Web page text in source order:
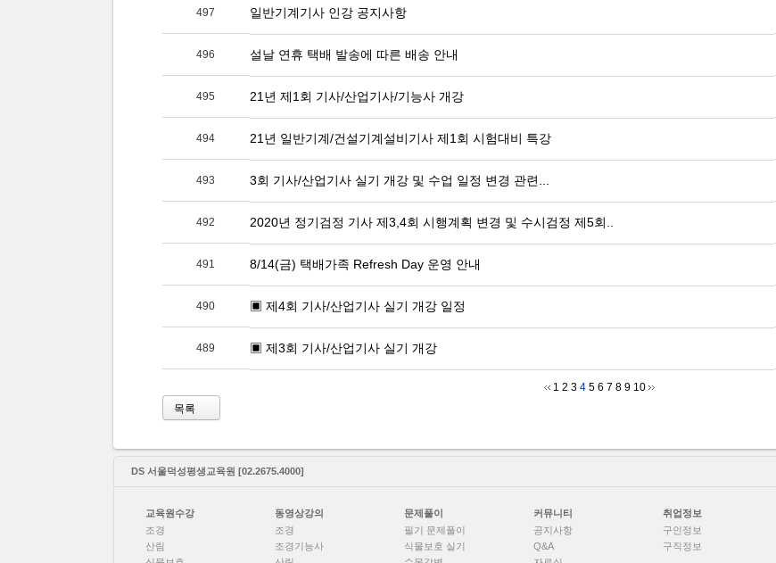
497 일반기계기사 인강 공지사항
496 설날 연휴 택배 발송에 따른 배송 안내
495 21년 제1회 기사/산업기사/기능사 개강
494 21년 일반기계/건설기계설비기사 제1회 시험대비 특강
493 3회 기사/산업기사 실기 개강 및 수업 일정 변경 관련...
492 2020년 정기검정 기사 제3,4회 시행계획 변경 및 수시검정 제5회..
491 8/14(금) 택배가족 Refresh Day 운영 안내
490 ▣ 제4회 기사/산업기사 실기 개강 일정
489 ▣ 제3회 기사/산업기사 실기 개강
1 2 3 4 5 6 7 8 9 10
목록
DS 서울덕성평생교육원 [02.2675.4000]
교육원수강
조경
산림
동영상강의
조경
조경기능사
문제풀이
필기 문제풀이
식물보호 실기
커뮤니티
공지사항
Q&A
취업정보
구인정보
구직정보